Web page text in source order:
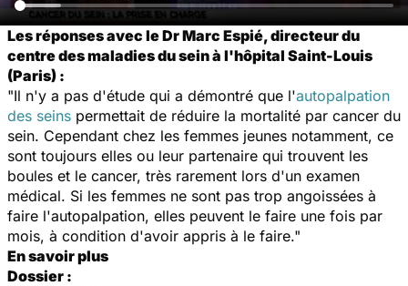
Les réponses avec le Dr Marc Espié, directeur du
centre des maladies du sein à l'hôpital Saint-Louis
(Paris) :
"Il n'y a pas d'étude qui a démontré que l'autopalpation
des seins permettait de réduire la mortalité par cancer du
sein. Cependant chez les femmes jeunes notamment, ce
sont toujours elles ou leur partenaire qui trouvent les
boules et le cancer, très rarement lors d'un examen
médical. Si les femmes ne sont pas trop angoissées à
faire l'autopalpation, elles peuvent le faire une fois par
mois, à condition d'avoir appris à le faire."
En savoir plus
Dossier :